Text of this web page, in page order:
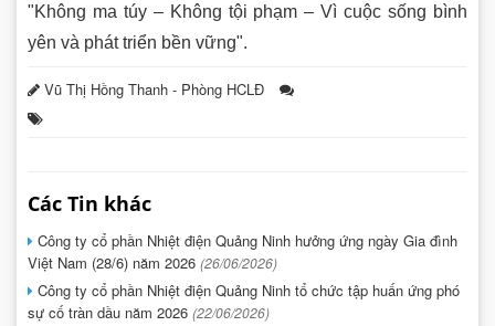
"Không ma túy – Không tội phạm – Vì cuộc sống bình
yên và phát triển bền vững".
Vũ Thị Hồng Thanh - Phòng HCLĐ
Các Tin khác
Công ty cổ phần Nhiệt điện Quảng Ninh hưởng ứng ngày Gia đình
Việt Nam (28/6) năm 2026 (26/06/2026)
Công ty cổ phần Nhiệt điện Quảng Ninh tổ chức tập huấn ứng phó
sự cố tràn dầu năm 2026 (22/06/2026)